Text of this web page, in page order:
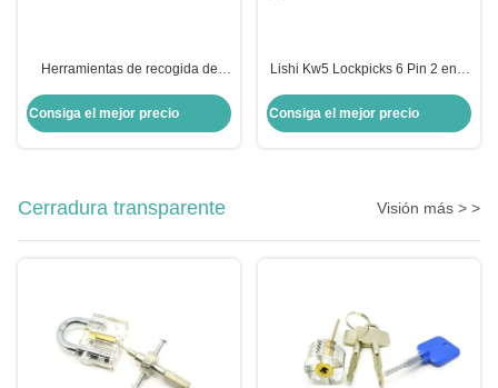
Herramientas de recogida de
Cerraduras 5 pines 2 en 1
Consiga el mejor precio
Lishi Kw5 Lockpicks 6 Pin 2 en 1
Seleccionar herramientas de
Consiga el mejor precio
Cerradura transparente Visión más > >